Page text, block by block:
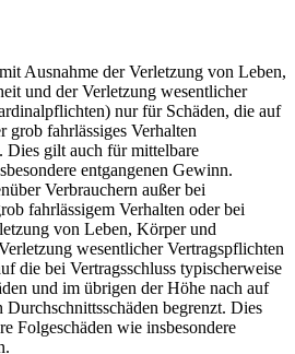
Ausnahme der Verletzung von Leben,
und der Verletzung wesentlicher
nur für Schäden, die auf
grob fahrlässiges Verhalten
Dies gilt auch für mittelbare
entgangenen Gewinn.
Verbrauchern außer bei
fahrlässigem Verhalten oder bei
von Leben, Körper und
wesentlicher Vertragspflichten
die bei Vertragsschluss typischerweise
und im übrigen der Höhe nach auf
Durchschnittsschäden begrenzt. Dies
Folgeschäden wie insbesondere